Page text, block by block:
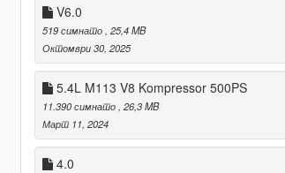
V6.0
519 симнато , 25,4 MB
Октомври 30, 2025
5.4L M113 V8 Kompressor 500PS
11.390 симнато , 26,3 MB
Март 11, 2024
4.0